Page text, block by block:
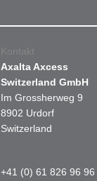
Kontakt
Axalta Axcess
Switzerland GmbH
Im Grossherweg 9
8902 Urdorf
Switzerland
+41 (0) 61 826 96 96